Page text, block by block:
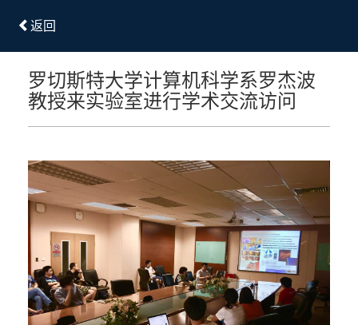
返回
罗切斯特大学计算机科学系罗杰波
教授来实验室进行学术交流访问